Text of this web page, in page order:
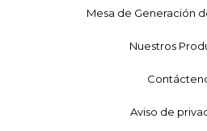
Mesa de Generación
Nuestros
Aviso de